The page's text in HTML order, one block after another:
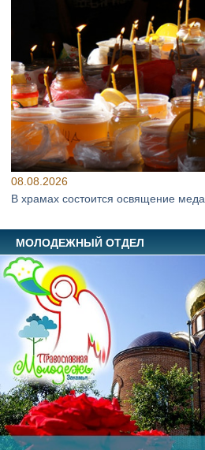
08.08.2026
В храмах состоится освящение меда
МОЛОДЕЖНЫЙ ОТДЕЛ